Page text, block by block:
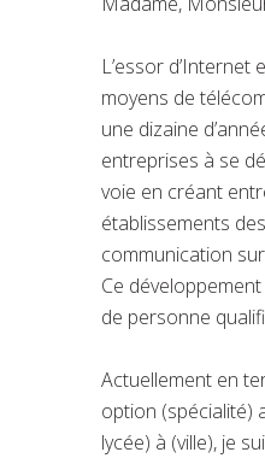
L’essor d’Internet
moyens de
une dizaine
entreprises à se
voie en créant
établissements
communication
Ce
de personne
Actuellement en
option (spécialité)
lycée) à (ville), je